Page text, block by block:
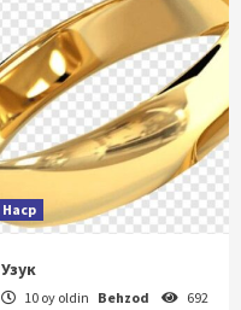
Наср
Узук
10 oy oldin Behzod 692